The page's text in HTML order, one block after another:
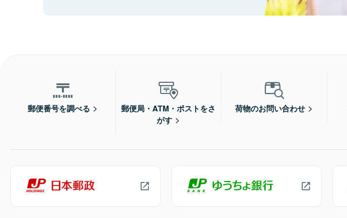
郵便番号を調べる
郵便局・ATM・ポストをさ
がす
荷物のお問い合わせ